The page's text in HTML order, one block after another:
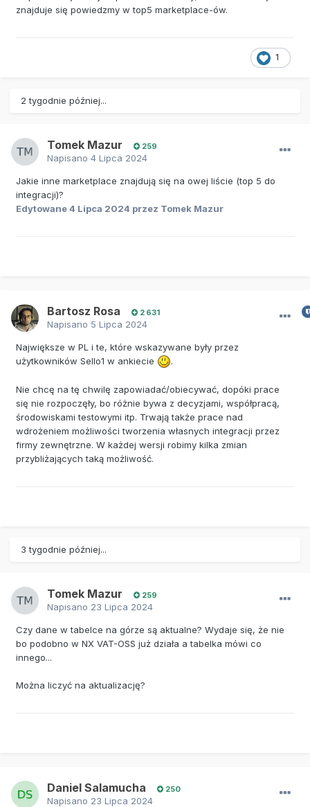
znajduje się powiedzmy w top5 marketplace-ów.
1
2 tygodnie później...
Tomek Mazur 259
Napisano 4 Lipca 2024
Jakie inne marketplace znajdują się na owej liście (top 5 do
integracji)?
Edytowane4 Lipca 2024 przez Tomek Mazur
Bartosz Rosa 2 631
Napisano 5 Lipca 2024
Największe w PL i te, które wskazywane były przez
użytkowników Sello1 w ankiecie
.
Nie chcę na tę chwilę zapowiadać/obiecywać, dopóki prace
się nie rozpoczęły, bo różnie bywa z decyzjami, współpracą,
środowiskami testowymi itp. Trwają także prace nad
wdrożeniem możliwości tworzenia własnych integracji przez
firmy zewnętrzne. W każdej wersji robimy kilka zmian
przybliżających taką możliwość.
3 tygodnie później...
Tomek Mazur 259
Napisano 23 Lipca 2024
Czy dane w tabelce na górze są aktualne? Wydaje się, że nie
bo podobno w NX VAT-OSS już działa a tabelka mówi co
innego...
Można liczyć na aktualizację?
Daniel Salamucha 250
Napisano 23 Lipca 2024